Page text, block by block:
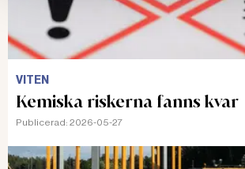
VITEN
Kemiska riskerna fanns kvar
Publicerad: 2026-05-27